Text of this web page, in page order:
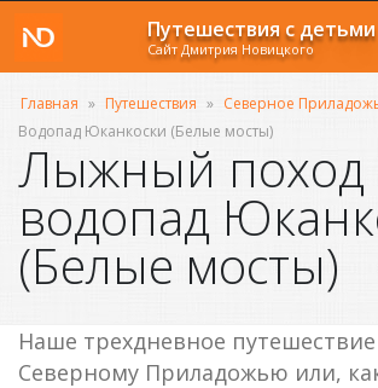
Путешествия с детьми
Сайт Дмитрия Новицкого
Главная » Путешествия » Северное
Водопад Юканкоски (Белые мосты)
Лыжный поход
водопад
(Белые мосты)
Наше трехдневное
Северному Приладожью или,